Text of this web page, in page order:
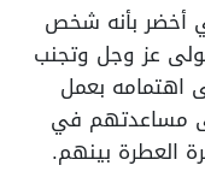
أخضر بأنه شخص
عز وجل وتجنب
اهتمامه بعمل
مساعدتهم في
العطرة بينهم.